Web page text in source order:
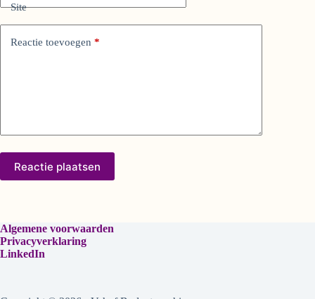
Site
Reactie toevoegen *
Reactie plaatsen
v
e
Algemene voorwaarden
Privacyverklaring
LinkedIn